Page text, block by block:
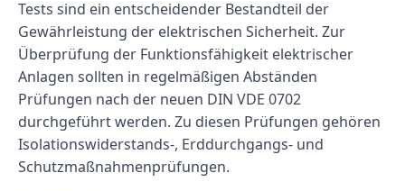
Tests sind ein entscheidender Bestandteil der
Gewährleistung der elektrischen Sicherheit. Zur
Überprüfung der Funktionsfähigkeit elektrischer
Anlagen sollten in regelmäßigen Abständen
Prüfungen nach der neuen DIN VDE 0702
durchgeführt werden. Zu diesen Prüfungen gehören
Isolationswiderstands-, Erddurchgangs- und
Schutzmaßnahmenprüfungen.